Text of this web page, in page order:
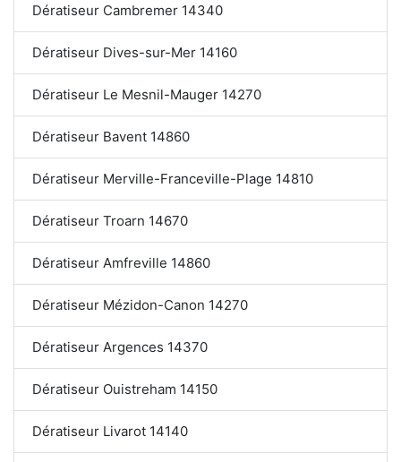
Dératiseur Cambremer 14340
Dératiseur Dives-sur-Mer 14160
Dératiseur Le Mesnil-Mauger 14270
Dératiseur Bavent 14860
Dératiseur Merville-Franceville-Plage 14810
Dératiseur Troarn 14670
Dératiseur Amfreville 14860
Dératiseur Mézidon-Canon 14270
Dératiseur Argences 14370
Dératiseur Ouistreham 14150
Dératiseur Livarot 14140